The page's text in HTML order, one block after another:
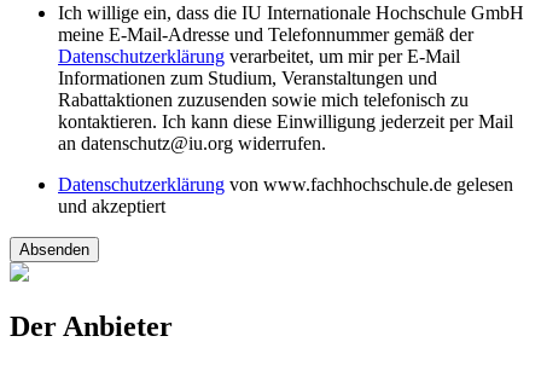
Ich willige ein, dass die IU Internationale Hochschule GmbH
meine E-Mail-Adresse und Telefonnummer gemäß der
Datenschutzerklärung verarbeitet, um mir per E-Mail
Informationen zum Studium, Veranstaltungen und
Rabattaktionen zuzusenden sowie mich telefonisch zu
kontaktieren. Ich kann diese Einwilligung jederzeit per Mail
an datenschutz@iu.org widerrufen.
Datenschutzerklärung von www.fachhochschule.de gelesen
und akzeptiert
Absenden
Der Anbieter